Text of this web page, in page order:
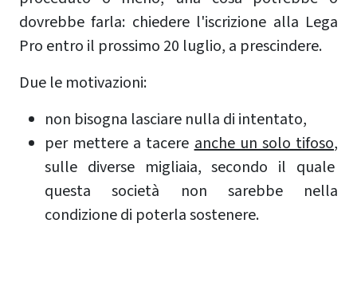
dovrebbe farla: chiedere l'iscrizione alla Lega
Pro entro il prossimo 20 luglio, a prescindere.
Due le motivazioni:
non bisogna lasciare nulla di intentato,
per mettere a tacereanche un solo tifoso,
sulle diverse migliaia, secondo il quale
questa società non sarebbe nella
condizione di poterla sostenere.